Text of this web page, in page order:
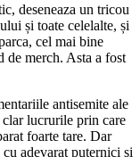
deseneaza un tricou
și toate celelalte, și
cel mai bine
de merch. Asta a fost
antisemite ale
lucrurile prin care
foarte tare. Dar
adevarat puternici și